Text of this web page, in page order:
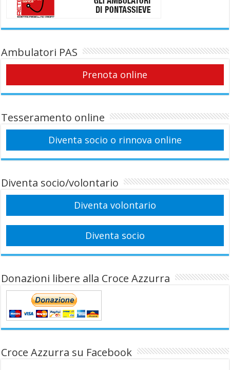
Ambulatori PAS
Prenota online
Tesseramento online
Diventa socio o rinnova online
Diventa socio/volontario
Diventa volontario
Diventa socio
Donazioni libere alla Croce Azzurra
Croce Azzurra su Facebook